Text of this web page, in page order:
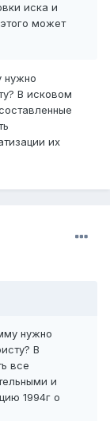
иска и
может
нужно
В исковом
их
нужно
В
все
и
1994г о